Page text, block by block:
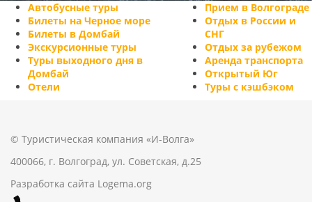
Автобусные туры
Билеты на Черное море
Билеты в Домбай
Экскурсионные туры
Туры выходного дня в
Домбай
Отели
Прием в Волгограде
Отдых в России и
СНГ
Отдых за рубежом
Аренда транспорта
Открытый Юг
Туры с кэшбэком
© Туристическая компания «И-Волга»
400066, г. Волгоград, ул. Советская, д.25
Разработка сайта Logema.org